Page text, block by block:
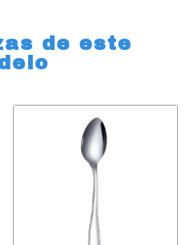
de este